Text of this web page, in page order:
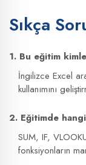
Sıkça
1. Bu eğitim
İngilizce Excel
kullanımını
2. Eğitimde
SUM, IF,
fonksiyonların